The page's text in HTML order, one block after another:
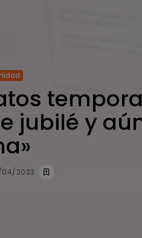
jubilé y
04/2023